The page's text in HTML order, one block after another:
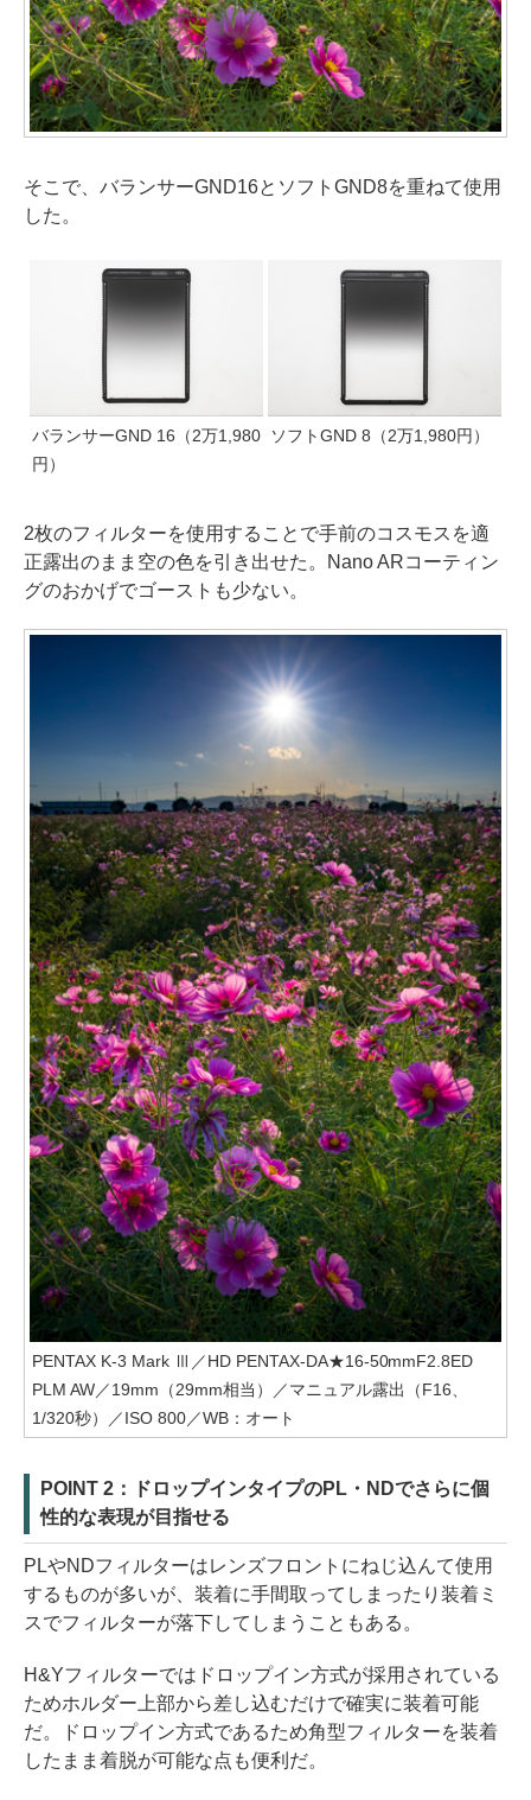
そこで、バランサーGND16とソフトGND8を重ねて使用
した。
バランサーGND 16（2万1,980
円）
ソフトGND 8（2万1,980円）
2枚のフィルターを使用することで手前のコスモスを適
正露出のまま空の色を引き出せた。Nano ARコーティン
グのおかげでゴーストも少ない。
PENTAX K-3 Mark Ⅲ／HD PENTAX-DA★16-50mmF2.8ED
PLM AW／19mm（29mm相当）／マニュアル露出（F16、
1/320秒）／ISO 800／WB：オート
POINT 2：ドロップインタイプのPL・NDでさらに個
性的な表現が目指せる
PLやNDフィルターはレンズフロントにねじ込んて使用
するものが多いが、装着に手間取ってしまったり装着ミ
スでフィルターが落下してしまうこともある。
H&Yフィルターではドロップイン方式が採用されている
ためホルダー上部から差し込むだけで確実に装着可能
だ。ドロップイン方式であるため角型フィルターを装着
したまま着脱が可能な点も便利だ。